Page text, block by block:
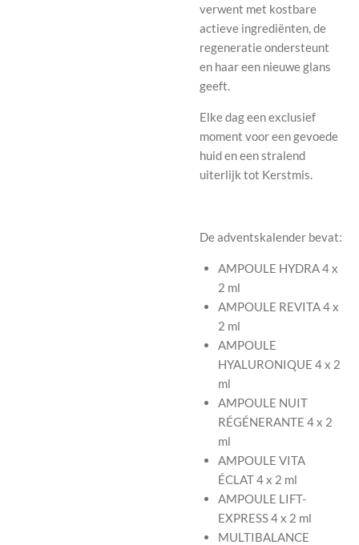
verwent met kostbare
actieve ingrediënten, de
regeneratie ondersteunt
en haar een nieuwe glans
geeft.
Elke dag een exclusief
moment voor een gevoede
huid en een stralend
uiterlijk tot Kerstmis.
De adventskalender bevat:
AMPOULE HYDRA 4 x
2 ml
AMPOULE REVITA 4 x
2 ml
AMPOULE
HYALURONIQUE 4 x 2
ml
AMPOULE NUIT
RÉGÉNERANTE 4 x 2
ml
AMPOULE VITA
ÉCLAT 4 x 2 ml
AMPOULE LIFT-
EXPRESS 4 x 2 ml
MULTIBALANCE